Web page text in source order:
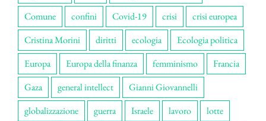
Comune
confini Covid-19 crisi
crisi europea
Cristina Morini
diritti ecologia
Ecologia politica
Europa
Europa della finanza femminismo
Francia
Gaza
general intellect
Gianni Giovannelli
globalizzazione
guerra Israele lavoro
lotte